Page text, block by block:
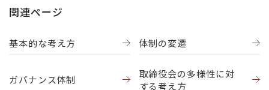
関連ページ
基本的な考え方 体制の変遷
ガバナンス体制
取締役会の多様性に対
する考え方